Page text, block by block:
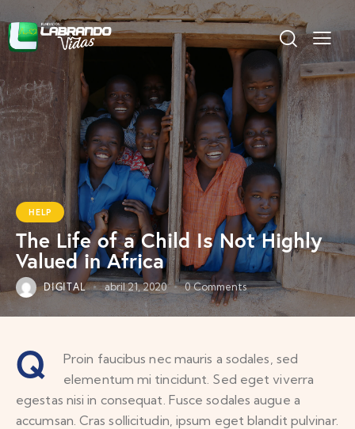
HELP
The Life of a Child Is Not Highly
Valued in Africa
DIGITAL abril 21, 2020 0 Comments
Q
Proin faucibus nec mauris a sodales, sed
elementum mi tincidunt. Sed eget viverra
egestas nisi in consequat. Fusce sodales augue a
accumsan. Cras sollicitudin, ipsum eget blandit pulvinar.